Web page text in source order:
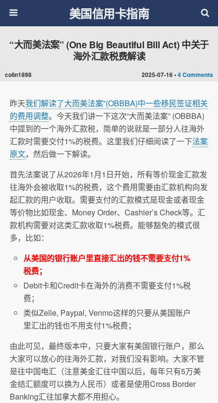
美国信用卡指南
2025-07-16 •4 Comments
“大而美法案” (One Big Beautiful Bill Act) 中关于
海外汇款税费解读
colin1898
昨天我们解读了大而美法案”(OBBBA)中一些移民签证相关
的费用调整。今天我们讲一下这次“大而美法案” (OBBBA)
中提到的一个海外汇款税，简单的说就是一部分人往海外
汇款时需要交付1%的税费。这里我们仔细阅读了一下法案
原文，然后做一下解读。
首先法案说了从2026年1月1日开始，所有等价现金汇款发
往海外会被收取1%的税费，这个费用需要由汇款机构向发
起汇款的用户收取。需要支付的汇款模式是现金或者现金
等价物比如现金、Money Order、Cashier’s Check等。汇
款机构需要对这类汇款收取1%税费。能够豁免的模式很
多，比如：
从美国的银行账户里直接汇出的钱不需要支付1%
税费；
Debit卡和Credit卡在海外的消费不需要支付1%税
费；
类似Zelle, Paypal, Venmo这样的只要从美国账户
里汇出的钱也不用支付1%税费；
由此可见，最终版本中，只要大家有美国银行账户，那么
大家可以放心的往海外汇款，对我们没有影响。大家不管
是往中国电汇（注意美金汇往中国以后，每年只有5万美
金结汇额度可以换为人民币）或者是使用Cross Border
Banking汇往加拿大都不用担心。